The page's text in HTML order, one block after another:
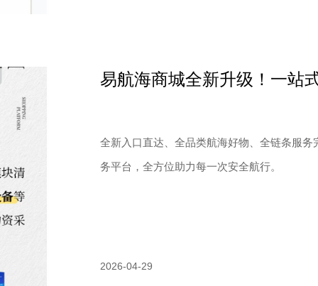
易航海商城全新升级！一站
全新入口直达、全品类航海好物、全链条服
务平台，全方位助力每一次安全航行。
2026-04-29